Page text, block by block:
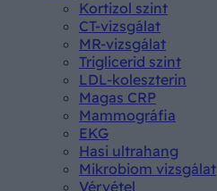
Kortizol szint
CT-vizsgálat
MR-vizsgálat
Triglicerid szint
LDL-koleszterin
Magas CRP
Mammográfia
EKG
Hasi ultrahang
Mikrobiom vizsgálat
Vérvétel